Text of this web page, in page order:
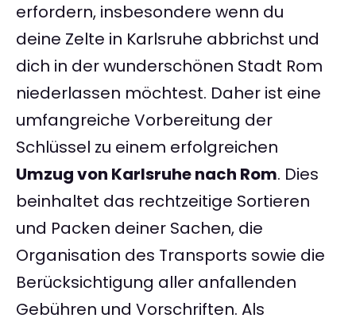
erfordern, insbesondere wenn du
deine Zelte in Karlsruhe abbrichst und
dich in der wunderschönen Stadt Rom
niederlassen möchtest. Daher ist eine
umfangreiche Vorbereitung der
Schlüssel zu einem erfolgreichen
Umzug von Karlsruhe nach Rom. Dies
beinhaltet das rechtzeitige Sortieren
und Packen deiner Sachen, die
Organisation des Transports sowie die
Berücksichtigung aller anfallenden
Gebühren und Vorschriften. Als